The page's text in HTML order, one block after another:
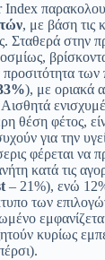
, με βάση τις
Σταθερά στην
των
), με οριακά
θέση φέτος,
για την
φέρεται να
κατά τις
– 21%), ενώ
των
κυρίως